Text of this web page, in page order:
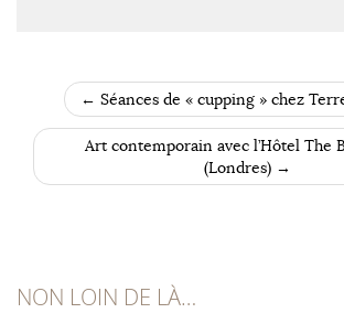
POST
← Séances de « cupping » chez
Art contemporain avec l’Hôtel The
(Londres) →
NON LOIN DE LÀ…